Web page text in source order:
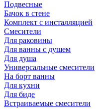
Подвесные
Бачок в стене
Комплект с инсталляцией
Смесители
Для раковины
Для ванны с душем
Для душа
Универсальные смесители
На борт ванны
Для кухни
Для биде
Встраиваемые смесители